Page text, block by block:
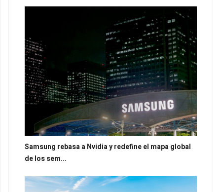
Samsung rebasa a Nvidia y redefine el mapa global
de los sem...